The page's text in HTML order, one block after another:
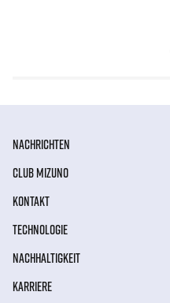
NACHRICHTEN
CLUB MIZUNO
KONTAKT
TECHNOLOGIE
NACHHALTIGKEIT
KARRIERE